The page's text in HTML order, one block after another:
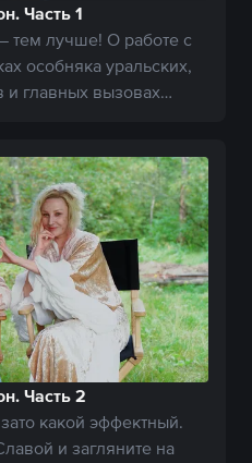
Часть 1
лучше! О работе с
особняка уральских,
и главных вызовах
Часть 2
какой эффектный.
и загляните на